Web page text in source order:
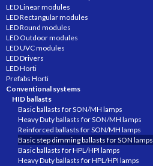
LED Linear modules
LED Rectangular modules
LED Round modules
LED Outdoor modules
LED UVC modules
LED Drivers
LED Horti
Prefabs Horti
Conventional systems
HID ballasts
Basic ballasts for SON/MH lamps
Heavy Duty ballasts for SON/MH lamps
Reinforced ballasts for SON/MH lamps
Basic step dimming ballasts for SON lamps
Basic ballasts for HPL/HPI lamps
Heavy Duty ballasts for HPL/HPI lamps